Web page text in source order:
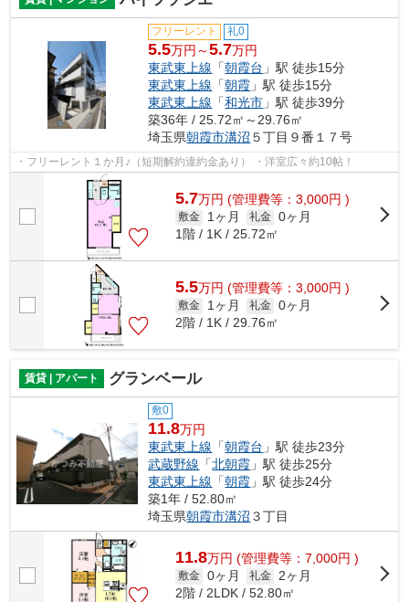
フリーレント 礼0
5.5万円～5.7万円
東武東上線 「朝霞台 」駅 徒歩15分
東武東上線 「朝霞 」駅 徒歩15分
東武東上線 「和光市 」駅 徒歩39分
築36年 / 25.72㎡～29.76㎡
埼玉県朝霞市溝沼 ５丁目９番１７号
・フリーレント１か月♪（短期解約違約金あり） ・洋室広々約10帖！
5.7万円 (管理費等：3,000円 )
敷金 1ヶ月 礼金 0ヶ月
1階 / 1K / 25.72㎡
5.5万円 (管理費等：3,000円 )
敷金 1ヶ月 礼金 0ヶ月
2階 / 1K / 29.76㎡
賃貸 | アパート グランベール
敷0
11.8万円
東武東上線 「朝霞台 」駅 徒歩23分
武蔵野線 「北朝霞 」駅 徒歩25分
東武東上線 「朝霞 」駅 徒歩24分
築1年 / 52.80㎡
埼玉県朝霞市溝沼 ３丁目
11.8万円 (管理費等：7,000円 )
敷金 0ヶ月 礼金
2ヶ月
2階 / 2LDK / 52.80㎡